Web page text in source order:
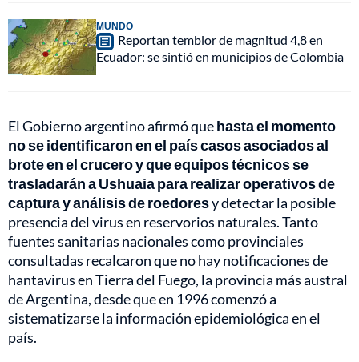
MUNDO
Reportan temblor de magnitud 4,8 en
Ecuador: se sintió en municipios de Colombia
El Gobierno argentino afirmó quehasta el momento
no se identificaron en el país casos asociados al
brote en el crucero y que equipos técnicos se
trasladarán a Ushuaia para realizar operativos de
captura y análisis de roedoresy detectar la posible
presencia del virus en reservorios naturales. Tanto
fuentes sanitarias nacionales como provinciales
consultadas recalcaron que no hay notificaciones de
hantavirus en Tierra del Fuego, la provincia más austral
de Argentina, desde que en 1996 comenzó a
sistematizarse la información epidemiológica en el
país.